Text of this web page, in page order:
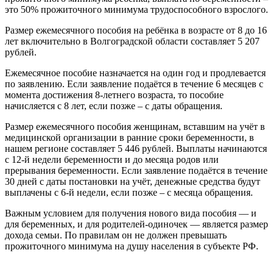
это 50% прожиточного минимума трудоспособного взрослого.
Размер ежемесячного пособия на ребёнка в возрасте от 8 до 16
лет включительно в Волгоградской области составляет 5 207
рублей.
Ежемесячное пособие назначается на один год и продлевается
по заявлению. Если заявление подаётся в течение 6 месяцев с
момента достижения 8-летнего возраста, то пособие
начисляется с 8 лет, если позже – с даты обращения.
Размер ежемесячного пособия женщинам, вставшим на учёт в
медицинской организации в ранние сроки беременности, в
нашем регионе составляет 5 446 рублей. Выплаты начинаются
с 12-й недели беременности и до месяца родов или
прерывания беременности. Если заявление подаётся в течение
30 дней с даты постановки на учёт, денежные средства будут
выплачены с 6-й недели, если позже – с месяца обращения.
Важным условием для получения нового вида пособия — и
для беременных, и для родителей-одиночек — является размер
дохода семьи. По правилам он не должен превышать
прожиточного минимума на душу населения в субъекте РФ.